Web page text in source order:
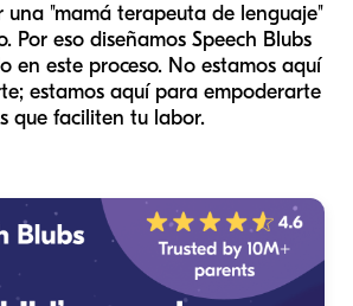
una "mamá terapeuta de lenguaje"
Por eso diseñamos Speech Blubs
en este proceso. No estamos aquí
estamos aquí para empoderarte
que faciliten tu labor.